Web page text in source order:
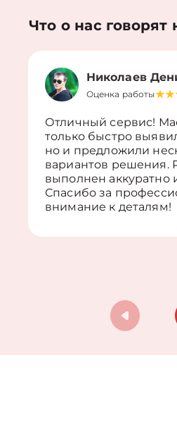
Что о нас
Николаев
Оценка работы
Отличный сервис!
только быстро
но и предложили
вариантов решения.
выполнен аккуратно
Спасибо за
внимание к деталям!